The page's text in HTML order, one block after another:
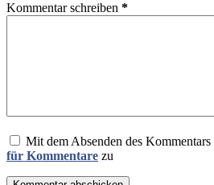
Kommentar schreiben *
Mit dem Absenden des Kommentars
für Kommentare zu